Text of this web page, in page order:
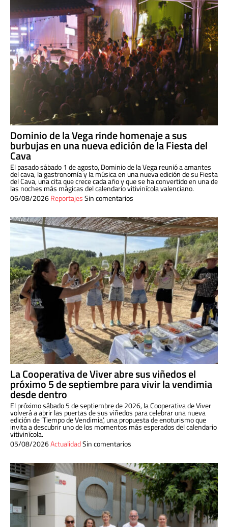
Dominio de la Vega rinde homenaje a sus
burbujas en una nueva edición de la Fiesta del
Cava
El pasado sábado 1 de agosto, Dominio de la Vega reunió a amantes
del cava, la gastronomía y la música en una nueva edición de su Fiesta
del Cava, una cita que crece cada año y que se ha convertido en una de
las noches más mágicas del calendario vitivinícola valenciano.
06/08/2026ReportajesSin comentarios
La Cooperativa de Viver abre sus viñedos el
próximo 5 de septiembre para vivir la vendimia
desde dentro
El próximo sábado 5 de septiembre de 2026, la Cooperativa de Viver
volverá a abrir las puertas de sus viñedos para celebrar una nueva
edición de ‘Tiempo de Vendimia’, una propuesta de enoturismo que
invita a descubrir uno de los momentos más esperados del calendario
vitivinícola.
05/08/2026ActualidadSin comentarios